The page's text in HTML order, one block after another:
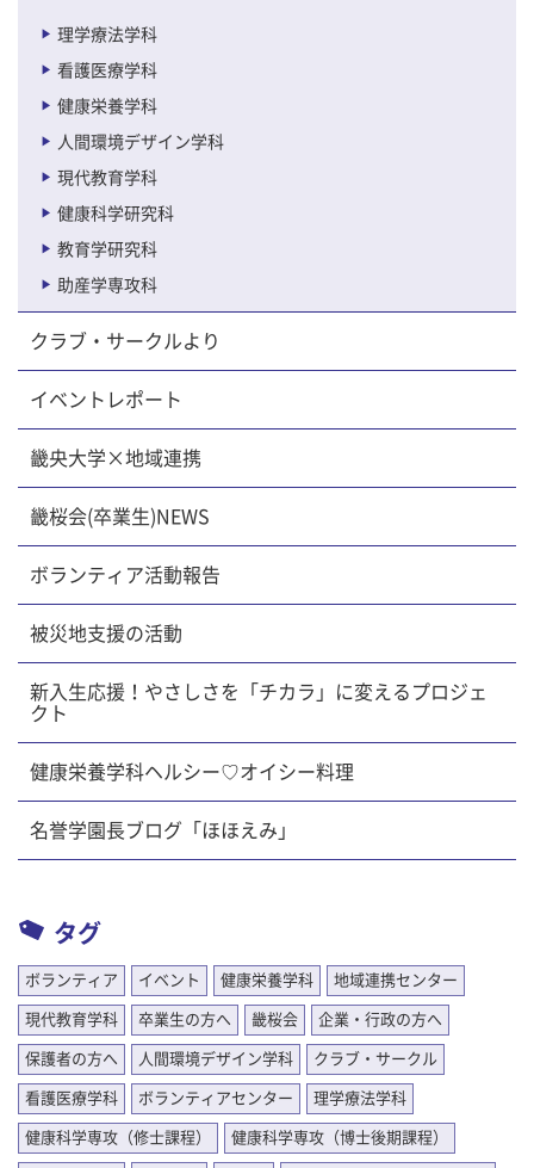
理学療法学科
看護医療学科
健康栄養学科
人間環境デザイン学科
現代教育学科
健康科学研究科
教育学研究科
助産学専攻科
クラブ・サークルより
イベントレポート
畿央大学×地域連携
畿桜会(卒業生)NEWS
ボランティア活動報告
被災地支援の活動
新入生応援！やさしさを「チカラ」に変えるプロジェ
クト
健康栄養学科ヘルシー♡オイシー料理
名誉学園長ブログ「ほほえみ」
タグ
ボランティア イベント 健康栄養学科 地域連携センター
現代教育学科 卒業生の方へ 畿桜会 企業・行政の方へ
保護者の方へ 人間環境デザイン学科 クラブ・サークル
看護医療学科 ボランティアセンター 理学療法学科
健康科学専攻（修士課程） 健康科学専攻（博士後期課程）